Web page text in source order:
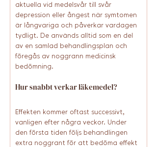
aktuella vid medelsvår till svår
depression eller ångest när symtomen
är långvariga och påverkar vardagen
tydligt. De används alltid som en del
av en samlad behandlingsplan och
föregås av noggrann medicinsk
bedömning.
Hur snabbt verkar läkemedel?
Effekten kommer oftast successivt,
vanligen efter några veckor. Under
den första tiden följs behandlingen
extra noggrant för att bedöma effekt